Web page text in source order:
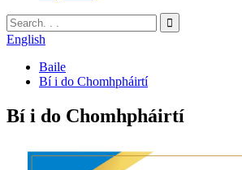
English
Baile
Bí i do Chomhpháirtí
Bí i do Chomhpháirtí